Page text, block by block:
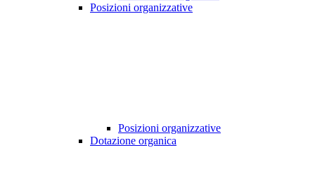
Posizioni organizzative
Posizioni organizzative
Dotazione organica